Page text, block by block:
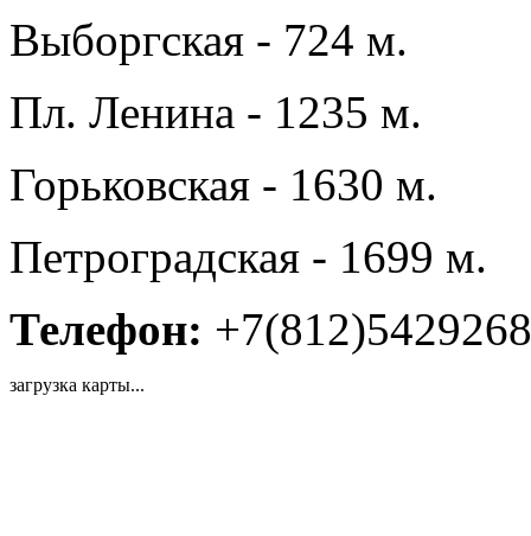
Выборгская - 724 м.
Пл. Ленина - 1235 м.
Горьковская - 1630 м.
Петроградская - 1699 м.
Телефон: +7(812)5429268
загрузка карты...